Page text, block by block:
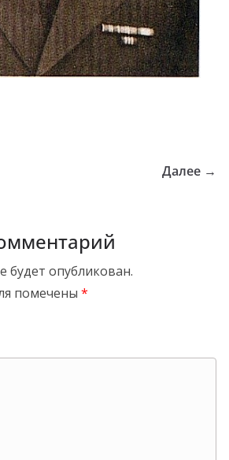
Далее →
будет опубликован.
помечены *